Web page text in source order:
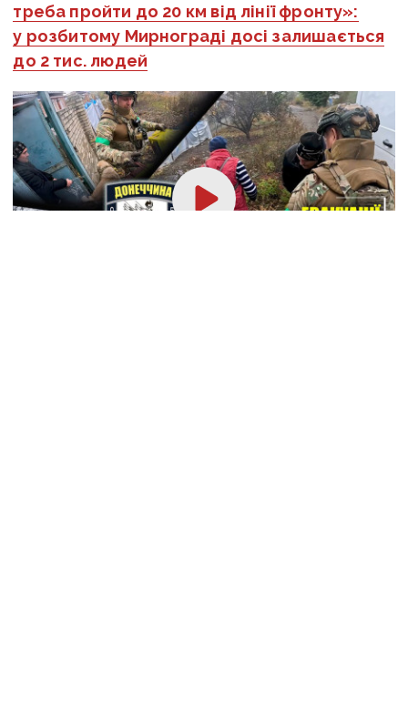
треба пройти до 20 км від лінії фронту»:
у розбитому Мирнограді досі залишається
до 2 тис. людей